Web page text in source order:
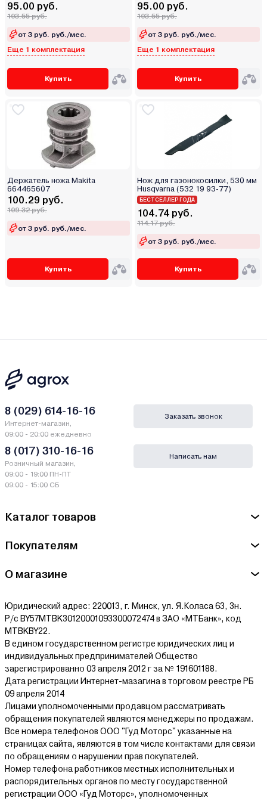
95.00 руб.
103.55 руб.
от 3 руб. руб./мес.
Еще 1 комплектация
Купить
95.00 руб.
103.55 руб.
от 3 руб. руб./мес.
Еще 1 комплектация
Купить
Держатель ножа Makita
664465607
100.29 руб.
109.32 руб.
от 3 руб. руб./мес.
Купить
Нож для газонокосилки, 530 мм
Husqvarna (532 19 93-77)
БЕСТСЕЛЛЕР ГОДА
104.74 руб.
114.17 руб.
от 3 руб. руб./мес.
Купить
Каталог товаров
Покупателям
О магазине
Юридический адрес: 220013, г. Минск, ул. Я.Коласа 63, 3н.
Р/с BY57MTBK30120001093300072474 в ЗАО «МТБанк», код
MTBKBY22.
В едином государственном регистре юридических лиц и
индивидуальных предпринимателей Общество
зарегистрированно 03 апреля 2012 г за № 191601188.
Дата регистрации Интернет-мазагина в торговом реестре РБ
09 апреля 2014
Лицами уполномоченными продавцом рассматривать
обращения покупателей являются менеджеры по продажам.
Все номера телефонов ООО "Гуд Моторс" указанные на
страницах сайта, являются в том числе контактами для связи
по обращениям о нарушении прав покупателей.
Номер телефона работников местных исполнительных и
распорядительных органов по месту государственной
регистрации ООО «Гуд Моторс», уполномоченных
8 (029) 614-16-16
Интернет-магазин,
09:00 - 20:00 ежедневно
8 (017) 310-16-16
Розничный магазин,
09:00 - 19:00 ПН-ПТ
09:00 - 15:00 СБ
Заказать звонок
Написать нам